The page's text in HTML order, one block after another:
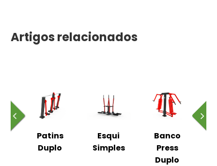
Artigos relacionados
Patins
Duplo
Esqui
Simples
Banco
Press
Duplo